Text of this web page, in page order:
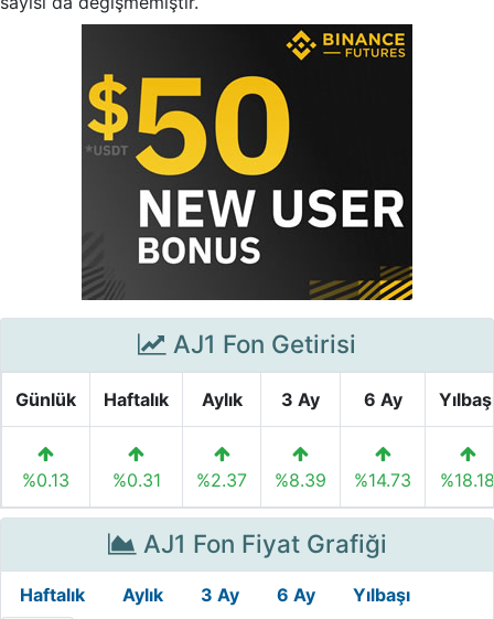
AJ1 Fon Getirisi
Günlük Haftalık Aylık 3 Ay 6 Ay
%0.13 %0.31 %2.37 %8.39 %14.73 %18.18
AJ1 Fon Fiyat Grafiği
Haftalık Aylık 3 Ay 6 Ay Yılbaşı